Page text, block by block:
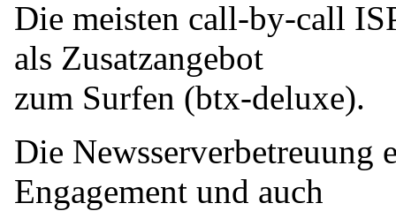
Die meisten call-by-call
als Zusatzangebot
zum Surfen (btx-deluxe).
Die Newsserverbetreuung
Engagement und auch